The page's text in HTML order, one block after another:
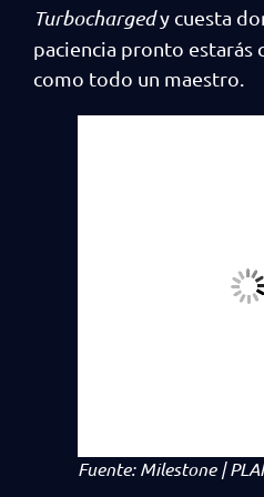
Turbochargedy cuesta
paciencia pronto estarás
como todo un maestro.
Fuente: Milestone |